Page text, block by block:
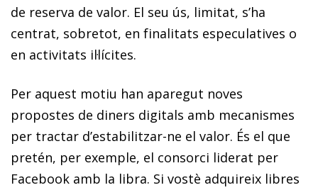
de reserva de valor. El seu ús, limitat, s’ha
centrat, sobretot, en finalitats especulatives o
en activitats il·lícites.
Per aquest motiu han aparegut noves
propostes de diners digitals amb mecanismes
per tractar d’estabilitzar-ne el valor. És el que
pretén, per exemple, el consorci liderat per
Facebook amb la libra. Si vostè adquireix libres